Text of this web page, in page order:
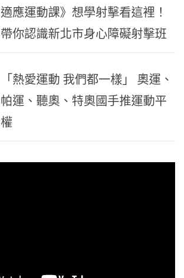
適應運動課》想學射擊看這裡！
帶你認識新北市身心障礙射擊班
「熱愛運動 我們都一樣」 奧運、
帕運、聽奧、特奧國手推運動平
權